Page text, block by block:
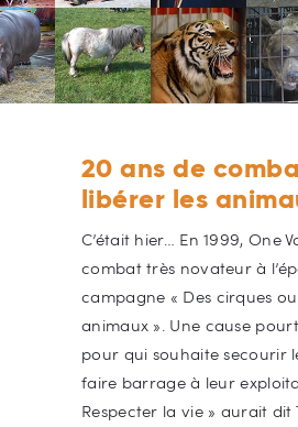
20 ans de
libérer les
C’était hier… En 1999, One
combat très novateur à
campagne « Des cirques
animaux ». Une cause
pour qui souhaite secourir
faire barrage à leur
Respecter la vie » aurait dit